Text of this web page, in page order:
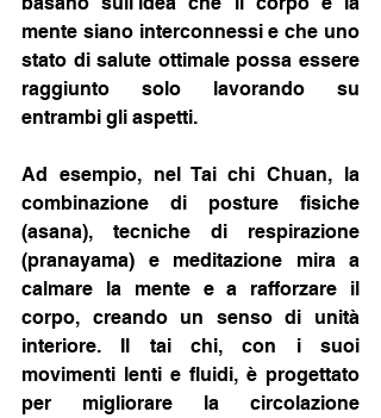
mente siano interconnessi e che uno
stato di salute ottimale possa essere
raggiunto solo lavorando su
entrambi gli aspetti.
Ad esempio, nel Tai chi Chuan, la
combinazione di posture fisiche
(asana), tecniche di respirazione
(pranayama) e meditazione mira a
calmare la mente e a rafforzare il
corpo, creando un senso di unità
interiore. Il tai chi, con i suoi
movimenti lenti e fluidi, è progettato
per migliorare la circolazione